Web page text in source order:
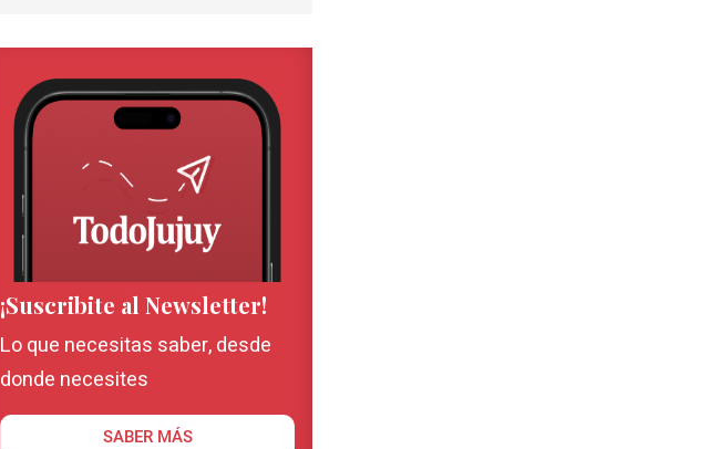
¡Suscribite al Newsletter!
Lo que necesitas saber, desde
donde necesites
SABER MÁS